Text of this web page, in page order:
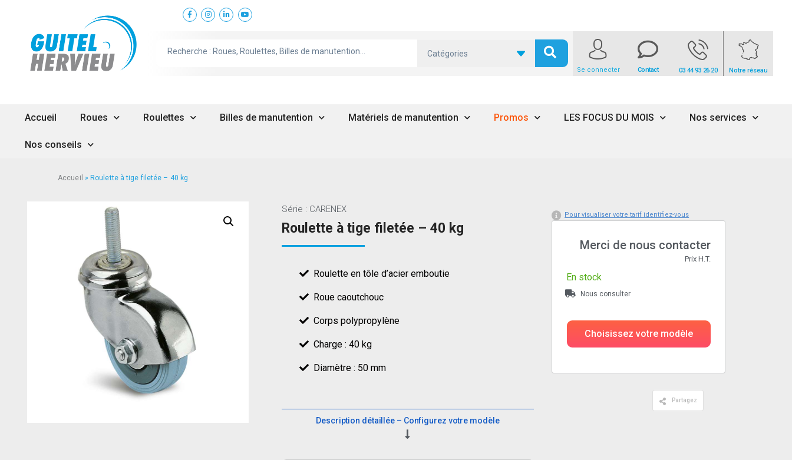
Se connecter Contact 03 44 93 26 20 Notre réseau
Catégories
Accueil Roues Roulettes Billes de manutention Matériels de manutention Promos LES FOCUS DU MOIS Nos services
Nos conseils
Accueil »Roulette à tige filetée – 40 kg
Série : CARENEX
Roulette à tige filetée – 40 kg
Roulette en tôle d’acier emboutie
Roue caoutchouc
Corps polypropylène
Charge : 40 kg
Diamètre : 50 mm
Description détaillée – Configurez votre modèle
Pour visualiser votre tarif identifiez-vous
Merci de nous contacter
Prix H.T.
En stock
Nous consulter
Choisissez votre modèle
Partagez